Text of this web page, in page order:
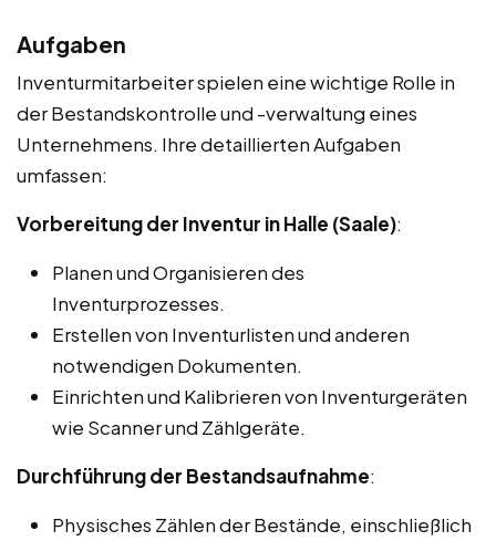
Aufgaben
Inventurmitarbeiter spielen eine wichtige Rolle in
der Bestandskontrolle und -verwaltung eines
Unternehmens. Ihre detaillierten Aufgaben
umfassen:
Vorbereitung der Inventur in Halle (Saale):
Planen und Organisieren des
Inventurprozesses.
Erstellen von Inventurlisten und anderen
notwendigen Dokumenten.
Einrichten und Kalibrieren von Inventurgeräten
wie Scanner und Zählgeräte.
Durchführung der Bestandsaufnahme:
Physisches Zählen der Bestände, einschließlich